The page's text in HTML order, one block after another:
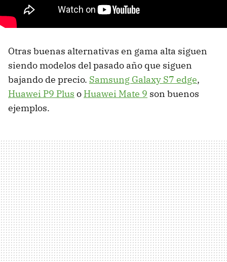
Otras buenas alternativas en gama alta siguen
siendo modelos del pasado año que siguen
bajando de precio. Samsung Galaxy S7 edge,
Huawei P9 Plus o Huawei Mate 9 son buenos
ejemplos.